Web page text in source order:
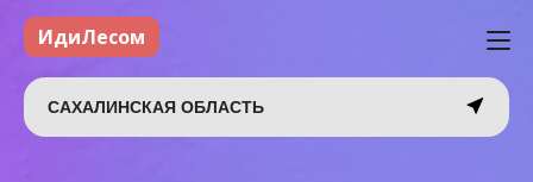
ИдиЛесом
САХАЛИНСКАЯ ОБЛАСТЬ